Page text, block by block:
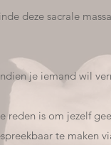
deze sacrale
je iemand wil
reden is om jezelf
te maken